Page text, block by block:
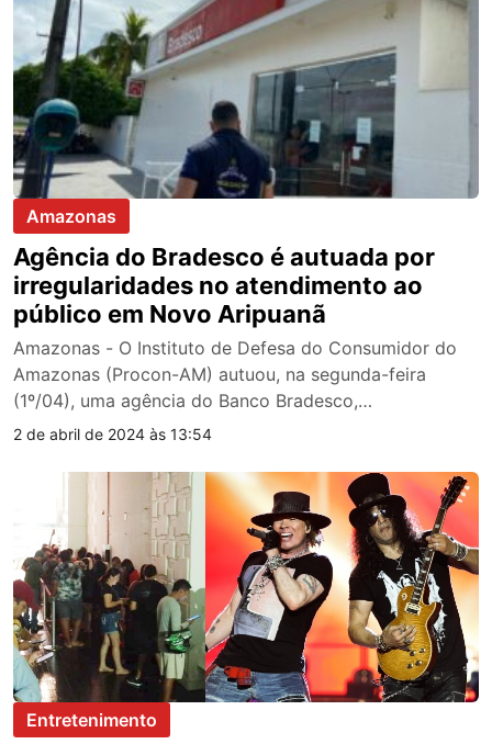
Amazonas
Agência do Bradesco é autuada por
irregularidades no atendimento ao
Amazonas - O Instituto de Defesa do Consumidor do
Amazonas (Procon-AM) autuou, na segunda-feira
(1º/04), uma agência do Banco Bradesco,…
2 de abril de 2024 às 13:54
Entretenimento